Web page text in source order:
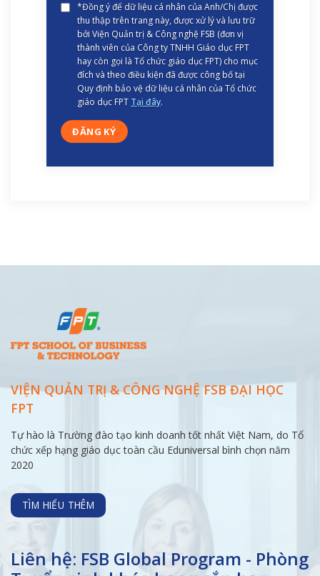
*Đồng ý để dữ liệu cá nhân của Anh/Chị được
thu thập trên trang này, được xử lý và lưu trữ
bởi Viện Quản trị & Công nghệ FSB (đơn vị
thành viên của Công ty TNHH Giáo dục FPT
hay còn gọi là Tổ chức giáo dục FPT) cho mục
đích và theo điều kiện đã được công bố tại
Quy định bảo vệ dữ liệu cá nhân của Tổ chức
giáo dục FPT Tại đây.
VIỆN QUẢN TRỊ & CÔNG NGHỆ FSB ĐẠI HỌC
FPT
Tự hào là Trường đào tạo kinh doanh tốt nhất Việt Nam, do Tổ
chức xếp hạng giáo dục toàn cầu Eduniversal bình chọn năm
2020
TÌM HIỂU THÊM
Liên hệ: FSB Global Program - Phòng